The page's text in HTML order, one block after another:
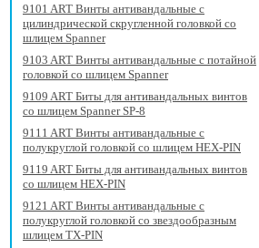
9101 ART Винты антивандальные с
цилиндрической скругленной головкой со
шлицем Spanner
9103 ART Винты антивандальные с потайной
головкой со шлицем Spanner
9109 ART Биты для антивандальных винтов
со шлицем Spanner SP-8
9111 ART Винты антивандальные с
полукруглой головкой со шлицем HEX-PIN
9119 ART Биты для антивандальных винтов
со шлицем HEX-PIN
9121 ART Винты антивандальные с
полукруглой головкой со звездообразным
шлицем TX-PIN